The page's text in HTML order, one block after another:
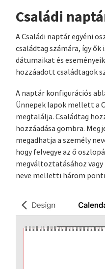
Családi
A Családi naptár egyéni
családtag számára, így
dátumaikat és
hozzáadott családtagok
A naptár konfigurációs
Ünnepek lapok mellett a
megtalálja. Családtag
hozzáadása gombra.
megadhatja a személy
hogy felvegye az ő
megváltoztatásához
neve melletti három